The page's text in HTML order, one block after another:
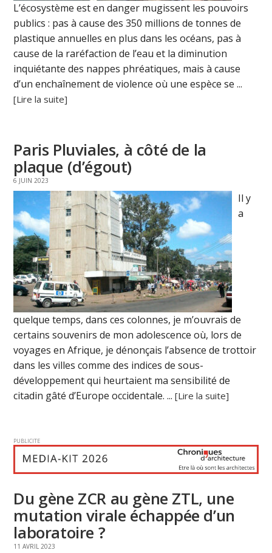
L’écosystème est en danger mugissent les pouvoirs
publics : pas à cause des 350 millions de tonnes de
plastique annuelles en plus dans les océans, pas à
cause de la raréfaction de l’eau et la diminution
inquiétante des nappes phréatiques, mais à cause
d’un enchaînement de violence où une espèce se ...
[Lire la suite]
Paris Pluviales, à côté de la
plaque (d’égout)
6 JUIN 2023
Il y
a
quelque temps, dans ces colonnes, je m’ouvrais de
certains souvenirs de mon adolescence où, lors de
voyages en Afrique, je dénonçais l’absence de trottoir
dans les villes comme des indices de sous-
développement qui heurtaient ma sensibilité de
citadin gâté d’Europe occidentale. ...[Lire la suite]
PUBLICITE
Du gène ZCR au gène ZTL, une
mutation virale échappée d’un
laboratoire ?
11 AVRIL 2023